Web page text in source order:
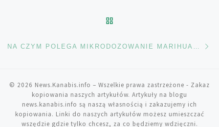
© 2026 News.Kanabis.info – Wszelkie prawa zastrzeżone - Zakaz
kopiowania naszych artykułów. Artykuły na blogu
news.kanabis.info są naszą własnością i zakazujemy ich
kopiowania. Linki do naszych artykułów możesz umieszczać
wszędzie gdzie tylko chcesz, za co będziemy wdzięczni.